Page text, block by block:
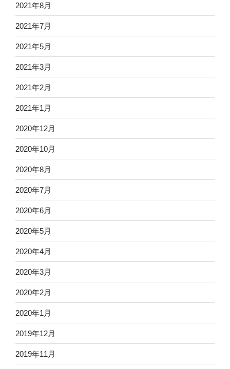
2021年8月
2021年7月
2021年5月
2021年3月
2021年2月
2021年1月
2020年12月
2020年10月
2020年8月
2020年7月
2020年6月
2020年5月
2020年4月
2020年3月
2020年2月
2020年1月
2019年12月
2019年11月